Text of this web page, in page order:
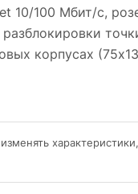
10/100 Мбит/с,
корпусах